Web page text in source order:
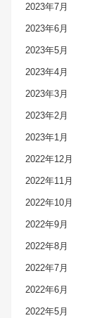
2023年7月
2023年6月
2023年5月
2023年4月
2023年3月
2023年2月
2023年1月
2022年12月
2022年11月
2022年10月
2022年9月
2022年8月
2022年7月
2022年6月
2022年5月